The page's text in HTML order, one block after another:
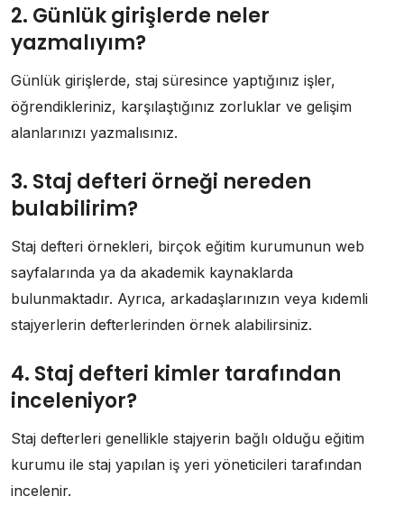
2. Günlük girişlerde neler
yazmalıyım?
Günlük girişlerde, staj süresince yaptığınız işler,
öğrendikleriniz, karşılaştığınız zorluklar ve gelişim
alanlarınızı yazmalısınız.
3. Staj defteri örneği nereden
bulabilirim?
Staj defteri örnekleri, birçok eğitim kurumunun web
sayfalarında ya da akademik kaynaklarda
bulunmaktadır. Ayrıca, arkadaşlarınızın veya kıdemli
stajyerlerin defterlerinden örnek alabilirsiniz.
4. Staj defteri kimler tarafından
inceleniyor?
Staj defterleri genellikle stajyerin bağlı olduğu eğitim
kurumu ile staj yapılan iş yeri yöneticileri tarafından
incelenir.